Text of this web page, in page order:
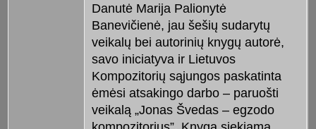
Danutė Marija Palionytė
Banevičienė, jau šešių sudarytų
veikalų bei autorinių knygų autorė,
savo iniciatyva ir Lietuvos
Kompozitorių sąjungos paskatinta
ėmėsi atsakingo darbo – paruošti
veikalą „Jonas Švedas – egzodo